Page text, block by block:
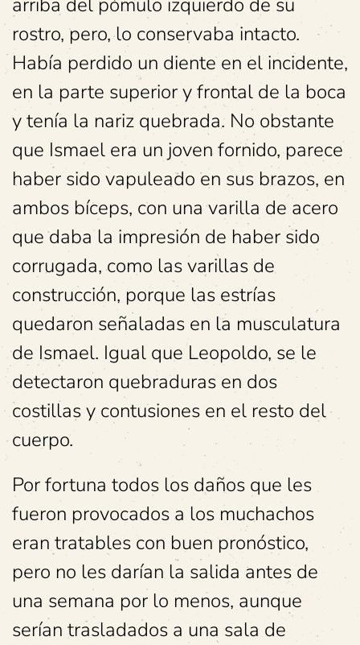
arriba del pómulo izquierdo de su
rostro, pero, lo conservaba intacto.
Había perdido un diente en el incidente,
en la parte superior y frontal de la boca
y tenía la nariz quebrada. No obstante
que Ismael era un joven fornido, parece
haber sido vapuleado en sus brazos, en
ambos bíceps, con una varilla de acero
que daba la impresión de haber sido
corrugada, como las varillas de
construcción, porque las estrías
quedaron señaladas en la musculatura
de Ismael. Igual que Leopoldo, se le
detectaron quebraduras en dos
costillas y contusiones en el resto del
cuerpo.
Por fortuna todos los daños que les
fueron provocados a los muchachos
eran tratables con buen pronóstico,
pero no les darían la salida antes de
una semana por lo menos, aunque
serían trasladados a una sala de